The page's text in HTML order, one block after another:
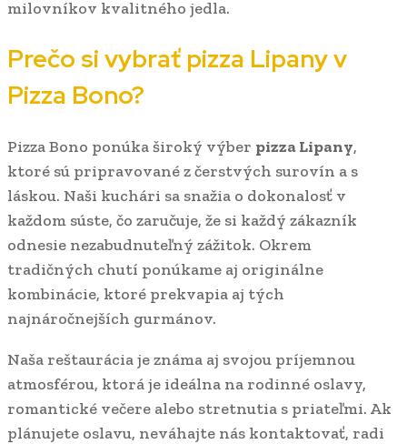
milovníkov kvalitného jedla.
Prečo si vybrať pizza Lipany v
Pizza Bono?
Pizza Bono ponúka široký výber pizza Lipany,
ktoré sú pripravované z čerstvých surovín a s
láskou. Naši kuchári sa snažia o dokonalosť v
každom súste, čo zaručuje, že si každý zákazník
odnesie nezabudnuteľný zážitok. Okrem
tradičných chutí ponúkame aj originálne
kombinácie, ktoré prekvapia aj tých
najnáročnejších gurmánov.
Naša reštaurácia je známa aj svojou príjemnou
atmosférou, ktorá je ideálna na rodinné oslavy,
romantické večere alebo stretnutia s priateľmi. Ak
plánujete oslavu, neváhajte nás kontaktovať, radi